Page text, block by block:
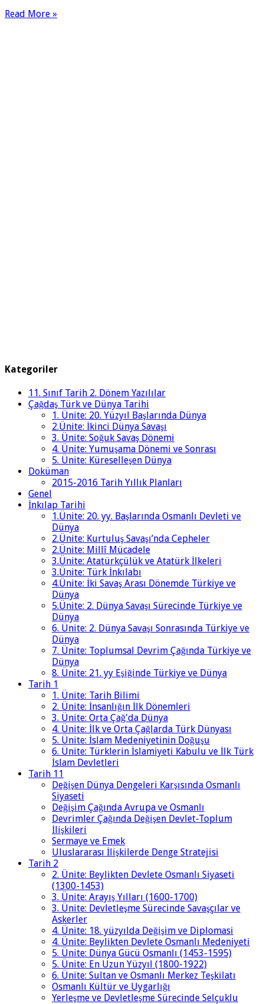
Read More »
Kategoriler
11. Sınıf Tarih 2. Dönem Yazılılar
Çağdaş Türk ve Dünya Tarihi
1. Ünite: 20. Yüzyıl Başlarında Dünya
2.Ünite: İkinci Dünya Savaşı
3. Ünite: Soğuk Savaş Dönemi
4. Ünite: Yumuşama Dönemi ve Sonrası
5. Ünite: Küreselleşen Dünya
Doküman
2015-2016 Tarih Yıllık Planları
Genel
İnkılap Tarihi
1.Ünite: 20. yy. Başlarında Osmanlı Devleti ve
Dünya
2.Ünite: Kurtuluş Savaşı’nda Cepheler
2.Ünite: Millî Mücadele
3.Ünite: Atatürkçülük ve Atatürk İlkeleri
3.Ünite: Türk İnkılabı
4.Ünite: İki Savaş Arası Dönemde Türkiye ve
Dünya
5.Ünite: 2. Dünya Savaşı Sürecinde Türkiye ve
Dünya
6. Ünite: 2. Dünya Savaşı Sonrasında Türkiye ve
Dünya
7. Ünite: Toplumsal Devrim Çağında Türkiye ve
Dünya
8. Ünite: 21. yy Eşiğinde Türkiye ve Dünya
Tarih 1
1. Ünite: Tarih Bilimi
2. Ünite: İnsanlığın İlk Dönemleri
3. Ünite: Orta Çağ'da Dünya
4. Ünite: İlk ve Orta Çağlarda Türk Dünyası
5. Ünite: İslam Medeniyetinin Doğuşu
6. Ünite: Türklerin İslamiyeti Kabulu ve İlk Türk
İslam Devletleri
Tarih 11
Değişen Dünya Dengeleri Karşısında Osmanlı
Siyaseti
Değişim Çağında Avrupa ve Osmanlı
Devrimler Çağında Değişen Devlet-Toplum
İlişkileri
Sermaye ve Emek
Uluslararası İlişkilerde Denge Stratejisi
Tarih 2
2. Ünite: Beylikten Devlete Osmanlı Siyaseti
(1300-1453)
3. Ünite: Arayış Yılları (1600-1700)
3. Ünite: Devletleşme Sürecinde Savaşçılar ve
Askerler
4. Ünite: 18. yüzyılda Değişim ve Diplomasi
4. Ünite: Beylikten Devlete Osmanlı Medeniyeti
5. Ünite: Dünya Gücü Osmanlı (1453-1595)
5. Ünite: En Uzun Yüzyıl (1800-1922)
6. Ünite: Sultan ve Osmanlı Merkez Teşkilatı
Osmanlı Kültür ve Uygarlığı
Yerleşme ve Devletleşme Sürecinde Selçuklu